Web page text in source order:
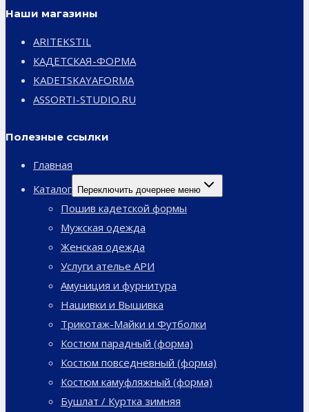
Наши магазины
ARITEKSTIL
КАДЕТСКАЯ-ФОРМА
KADETSKAYAFORMA
ASSORTI-STUDIO.RU
Полезные ссылки
Главная
Каталог
Переключить дочернее меню
Пошив кадетской формы
Мужская одежда
Женская одежда
Услуги ателье АРИ
Амуниция и фурнитура
Нашивки и Вышивка
Трикотаж-Майки и Футболки
Костюм парадный (форма)
Костюм повседневный (форма)
Костюм камуфляжный (форма)
Бушлат / Куртка зимняя